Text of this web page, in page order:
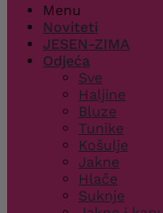
Menu
Noviteti
JESEN-ZIMA
Odjeća
Sve
Haljine
Bluze
Tunike
Košulje
Jakne
Hlače
Suknje